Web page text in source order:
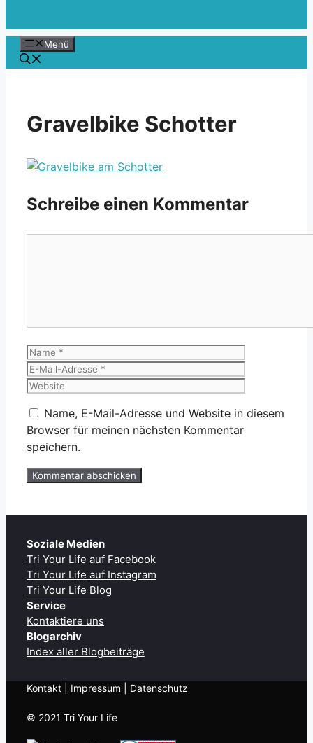
Menü
Gravelbike Schotter
Schreibe einen Kommentar
Name
Name, E-Mail-Adresse und Website in diesem
Browser für meinen nächsten Kommentar
speichern.
Soziale Medien
Tri Your Life auf Facebook
Tri Your Life auf Instagram
Tri Your Life Blog
Service
Kontaktiere uns
Blogarchiv
Index aller Blogbeiträge
Kontakt Impressum Datenschutz
© 2021 Tri Your Life